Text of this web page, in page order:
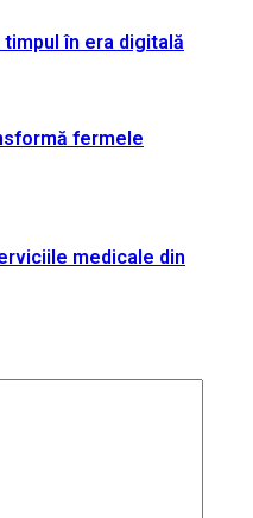
în era digitală
fermele
medicale din